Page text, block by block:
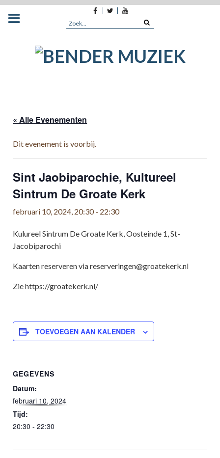
Facebook
TwitterYoutube
Search
« Alle Evenementen
Dit evenement is voorbij.
Sint Jaobiparochie, Kultureel
Sintrum De Groate Kerk
februari 10, 2024, 20:30- 22:30
Kulureel Sintrum De Groate Kerk, Oosteinde 1, St-
Jacobiparochi
Kaarten reserveren via reserveringen@groatekerk.nl
Zie https://groatekerk.nl/
TOEVOEGEN AAN KALENDER
GEGEVENS
Datum:
februari 10, 2024
Tijd:
20:30 - 22:30